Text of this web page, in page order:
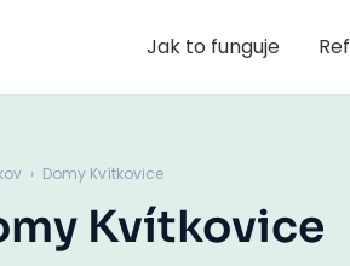
Jak to funguje
› Domy Kvítkovice
Kvítkovice